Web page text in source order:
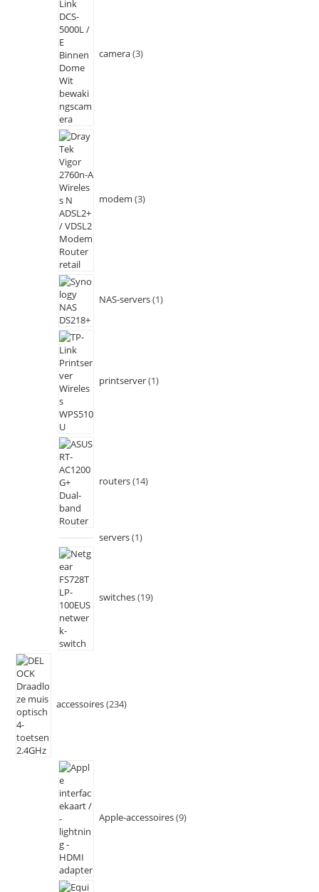
camera 3
modem 3
NAS-servers 1
printserver 1
routers 14
servers 1
switches 19
accessoires 234
Apple-accessoires 9